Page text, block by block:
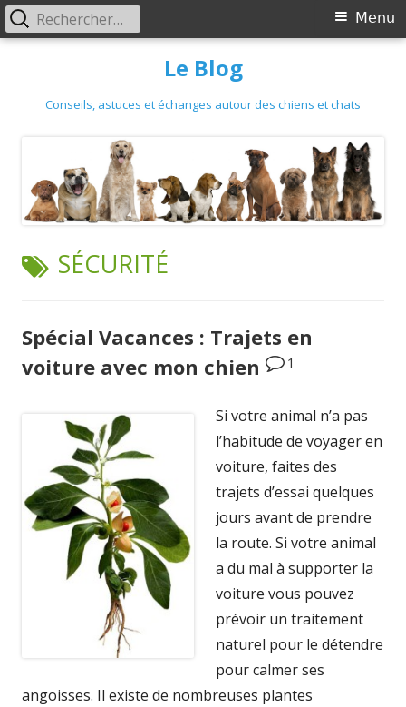
content
Le Blog
Conseils, astuces et échanges autour des chiens et chats
Primary
Menu
Menu
Rechercher :
TAG:
SÉCURITÉ
Spécial Vacances : Trajets en
voiture avec mon chien
1
Si votre animal n’a pas
l’habitude de voyager en
voiture, faites des
trajets d’essai quelques
jours avant de prendre
la route. Si votre animal
a du mal à supporter la
voiture vous pouvez
prévoir un traitement
naturel pour le détendre
pour calmer ses
angoisses. Il existe de nombreuses plantes